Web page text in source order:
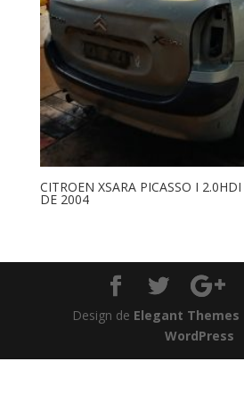
CITROEN XSARA PICASSO I
DE 2004
Design de Elegant Themes
WordPress